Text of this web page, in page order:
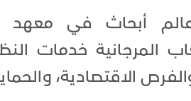
أبحاث في معهد
المرجانية خدمات
الاقتصادية،